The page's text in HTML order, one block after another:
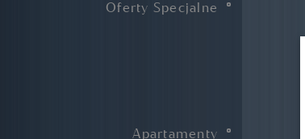
Oferty Specjalne
Apartamenty